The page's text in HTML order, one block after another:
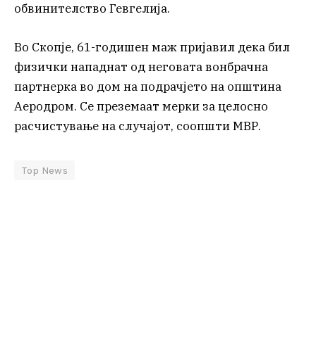
обвинителство Гевгелија.
Во Скопје, 61-годишен маж пријавил дека бил
физички нападнат од неговата вонбрачна
партнерка во дом на подрачјето на општина
Аеродром. Се преземаат мерки за целосно
расчистување на случајот, соопшти МВР.
Top News